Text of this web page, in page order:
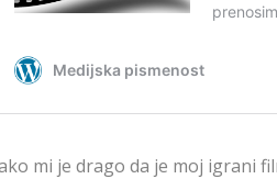
mi je drago da je moj igrani